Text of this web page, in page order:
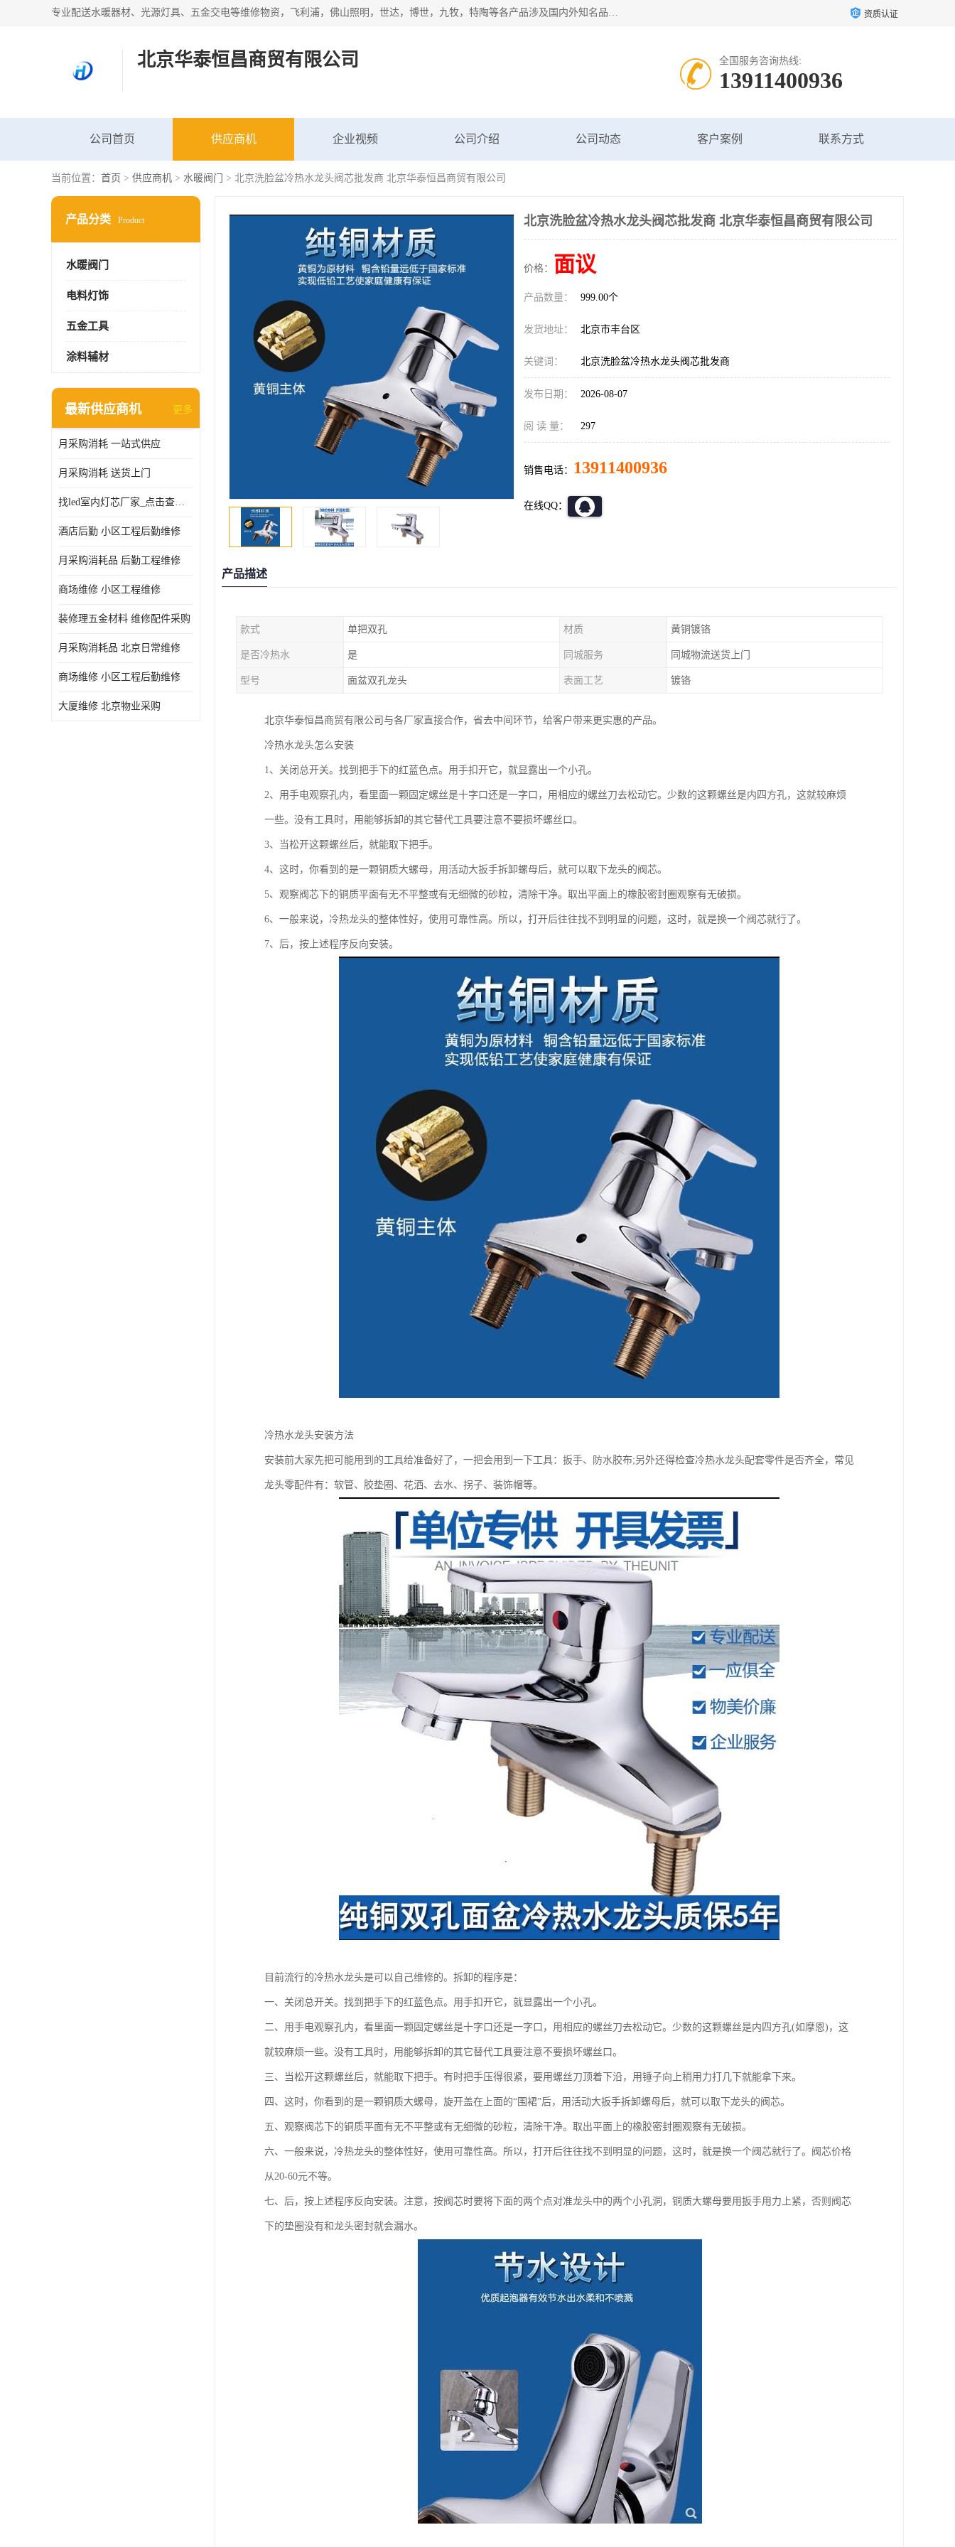
专业配送水暖器材、光源灯具、五金交电等维修物资，飞利浦，佛山照明，世达，博世，九牧，特陶等各产品涉及国内外知名品牌。公司专注与物业、学校、酒店、工厂等单位合作，提供一站式配送服务，降低客户综合成本。依托电子商务改变传统模式，以专业的团队为客户提供24H物资配送到达，货到月结、统一开票，便捷退换等服务，提高了企业的运营效率。 资质认证
北京华泰恒昌商贸有限公司 全国服务咨询热线:
13911400936
公司首页 供应商机 企业视频 公司介绍 公司动态 客户案例 联系方式
当前位置： 首页 > 供应商机 > 水暖阀门 > 北京洗脸盆冷热水龙头阀芯批发商 北京华泰恒昌商贸有限公司
产品分类 Product
水暖阀门
电料灯饰
五金工具
涂料辅材
最新供应商机 更多
月采购消耗 一站式供应
月采购消耗 送货上门
找led室内灯芯厂家_点击查看更多
酒店后勤 小区工程后勤维修
月采购消耗品 后勤工程维修
商场维修 小区工程维修
装修理五金材料 维修配件采购
月采购消耗品 北京日常维修
商场维修 小区工程后勤维修
大厦维修 北京物业采购
北京洗脸盆冷热水龙头阀芯批发商 北京华泰恒昌商贸有限公司
价格： 面议
产品数量： 999.00个
发货地址： 北京市丰台区
关键词： 北京洗脸盆冷热水龙头阀芯批发商
发布日期： 2026-08-07
阅 读 量： 297
销售电话： 13911400936
在线QQ：
产品描述
款式 单把双孔 材质 黄铜镀铬
是否冷热水 是 同城服务 同城物流送货上门
型号 面盆双孔龙头 表面工艺 镀铬
北京华泰恒昌商贸有限公司与各厂家直接合作，省去中间环节，给客户带来更实惠的产品。
冷热水龙头怎么安装
1、关闭总开关。找到把手下的红蓝色点。用手扣开它，就显露出一个小孔。
2、用手电观察孔内，看里面一颗固定螺丝是十字口还是一字口，用相应的螺丝刀去松动它。少数的这颗螺丝是内四方孔，这就较麻烦
一些。没有工具时，用能够拆卸的其它替代工具要注意不要损坏螺丝口。
3、当松开这颗螺丝后，就能取下把手。
4、这时，你看到的是一颗铜质大螺母，用活动大扳手拆卸螺母后，就可以取下龙头的阀芯。
5、观察阀芯下的铜质平面有无不平整或有无细微的砂粒，清除干净。取出平面上的橡胶密封圈观察有无破损。
6、一般来说，冷热龙头的整体性好，使用可靠性高。所以，打开后往往找不到明显的问题，这时，就是换一个阀芯就行了。
7、后，按上述程序反向安装。
冷热水龙头安装方法
安装前大家先把可能用到的工具给准备好了，一把会用到一下工具：扳手、防水胶布;另外还得检查冷热水龙头配套零件是否齐全，常见
龙头零配件有：软管、胶垫圈、花洒、去水、拐子、装饰帽等。
目前流行的冷热水龙头是可以自己维修的。拆卸的程序是：
一、关闭总开关。找到把手下的红蓝色点。用手扣开它，就显露出一个小孔。
二、用手电观察孔内，看里面一颗固定螺丝是十字口还是一字口，用相应的螺丝刀去松动它。少数的这颗螺丝是内四方孔(如摩恩)，这
就较麻烦一些。没有工具时，用能够拆卸的其它替代工具要注意不要损坏螺丝口。
三、当松开这颗螺丝后，就能取下把手。有时把手压得很紧，要用螺丝刀顶着下沿，用锤子向上稍用力打几下就能拿下来。
四、这时，你看到的是一颗铜质大螺母，旋开盖在上面的“围裙”后，用活动大扳手拆卸螺母后，就可以取下龙头的阀芯。
五、观察阀芯下的铜质平面有无不平整或有无细微的砂粒，清除干净。取出平面上的橡胶密封圈观察有无破损。
六、一般来说，冷热龙头的整体性好，使用可靠性高。所以，打开后往往找不到明显的问题，这时，就是换一个阀芯就行了。阀芯价格
从20-60元不等。
七、后，按上述程序反向安装。注意，按阀芯时要将下面的两个点对准龙头中的两个小孔洞，铜质大螺母要用扳手用力上紧，否则阀芯
下的垫圈没有和龙头密封就会漏水。